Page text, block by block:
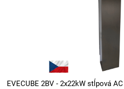
EVECUBE 2BV - 2x22kW stĺpová